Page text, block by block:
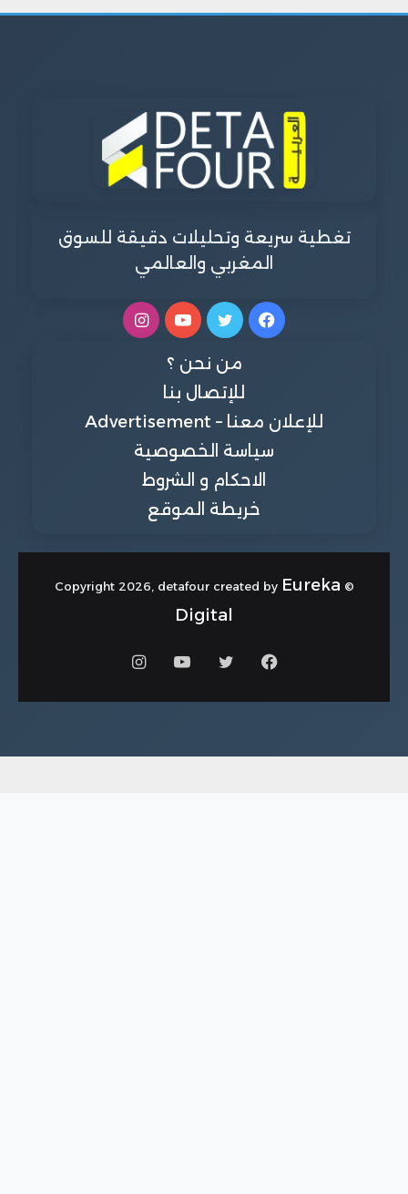
تغطية سريعة وتحليلات دقيقة للسوق
المغربي والعالمي
فيسبوكتويتر يوتيوبانستقرام
من نحن ؟
للإتصال بنا
للإعلان معنا – Advertisement
سياسة الخصوصية
الاحكام و الشروط
خريطة الموقع
© Copyright 2026, detafour created by
Eureka
Digital
فيسبوكتويتر يوتيوبانستقرام